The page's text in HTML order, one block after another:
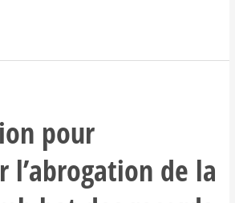
pour
l’abrogation de la